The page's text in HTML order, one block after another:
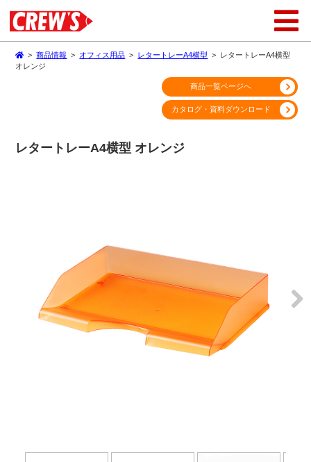
>商品情報 > オフィス用品 > レタートレーA4横型 > レタートレーA4横型
オレンジ
レタートレーA4横型 オレンジ
商品一覧ページへ
カタログ・資料ダウンロード